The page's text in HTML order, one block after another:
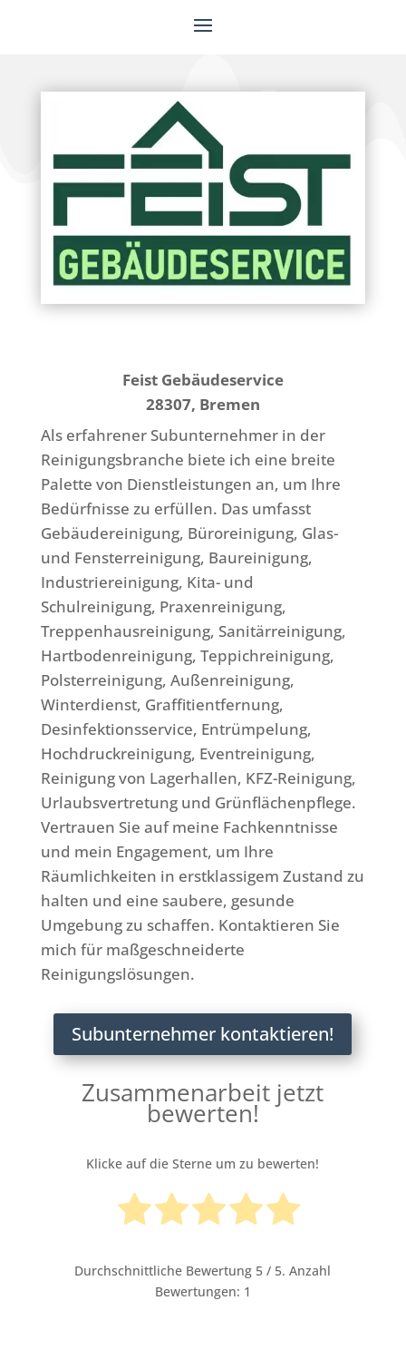
Feist Gebäudeservice
28307, Bremen
Als erfahrener Subunternehmer in der
Reinigungsbranche biete ich eine breite
Palette von Dienstleistungen an, um Ihre
Bedürfnisse zu erfüllen. Das umfasst
Gebäudereinigung, Büroreinigung, Glas-
und Fensterreinigung, Baureinigung,
Industriereinigung, Kita- und
Schulreinigung, Praxenreinigung,
Treppenhausreinigung, Sanitärreinigung,
Hartbodenreinigung, Teppichreinigung,
Polsterreinigung, Außenreinigung,
Winterdienst, Graffitientfernung,
Desinfektionsservice, Entrümpelung,
Hochdruckreinigung, Eventreinigung,
Reinigung von Lagerhallen, KFZ-Reinigung,
Urlaubsvertretung und Grünflächenpflege.
Vertrauen Sie auf meine Fachkenntnisse
und mein Engagement, um Ihre
Räumlichkeiten in erstklassigem Zustand zu
halten und eine saubere, gesunde
Umgebung zu schaffen. Kontaktieren Sie
mich für maßgeschneiderte
Reinigungslösungen.
Subunternehmer kontaktieren!
Zusammenarbeit jetzt
bewerten!
Klicke auf die Sterne um zu bewerten!
Durchschnittliche Bewertung 5 / 5. Anzahl
Bewertungen: 1